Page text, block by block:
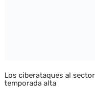
Los ciberataques al
temporada alta